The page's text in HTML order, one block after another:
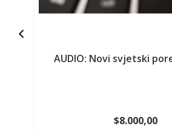
AUDIO: Novi svjetski
$8.000,00